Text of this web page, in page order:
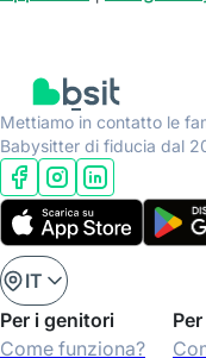
Mettiamo in contatto le
Babysitter di fiducia dal
IT
Per i genitori
Come funziona?